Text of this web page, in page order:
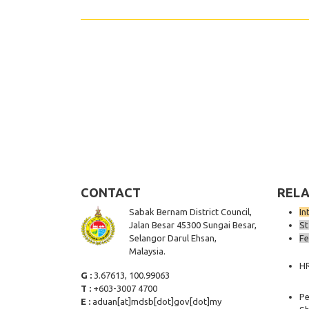
CONTACT
Sabak Bernam District Council,
Jalan Besar 45300 Sungai Besar,
Selangor Darul Ehsan,
Malaysia.
G : 3.67613, 100.99063
T : +603-3007 4700
E : aduan[at]mdsb[dot]gov[dot]my